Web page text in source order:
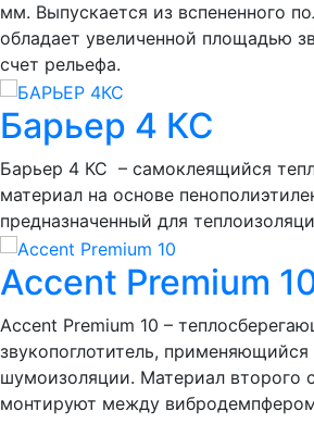
мм. Выпускается из вспененного
обладает увеличенной площадью
счет рельефа.
Барьер 4 КС
Барьер 4 КС – самоклеящийся
материал на основе
предназначенный для
Accent Premium
Accent Premium 10 –
звукопоглотитель,
шумоизоляции. Материал второго
монтируют между